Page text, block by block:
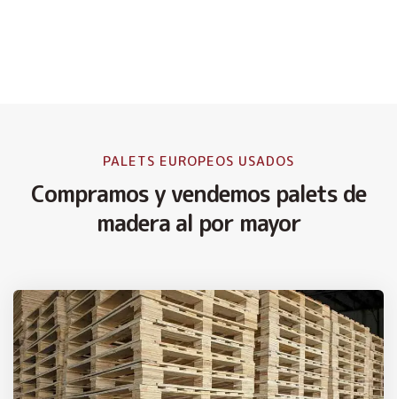
PALETS EUROPEOS USADOS
Compramos y vendemos palets de
madera al por mayor